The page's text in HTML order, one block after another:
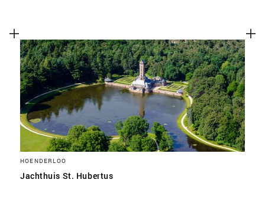
HOENDERLOO
Jachthuis St. Hubertus